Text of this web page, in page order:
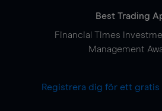
Best Trading
Financial Times
Management
Registrera dig för ett